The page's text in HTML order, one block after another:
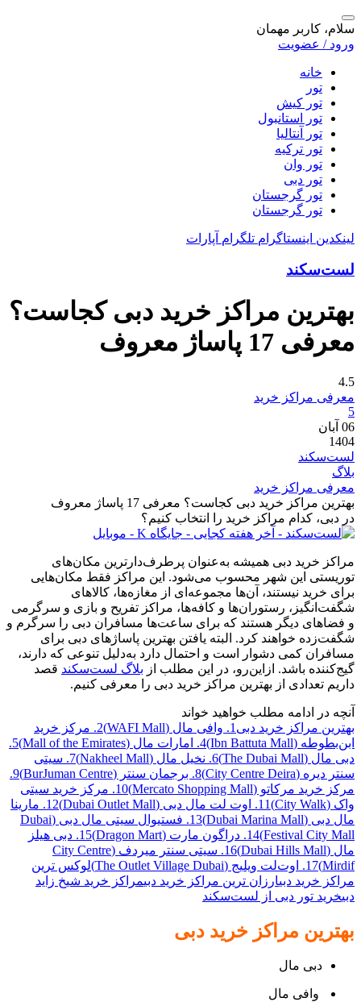
سلام، کاربر مهمان
ورود / عضویت
خانه
تور
تور کیش
تور استانبول
تور آنتالیا
تور ترکیه
تور وان
تور دبی
تور گرجستان
تور گرجستان
لینکدین اینستاگرام تلگرام آپارات
لست‌سکند
بهترین مراکز خرید دبی کجاست؟
معرفی 17 پاساژ معروف
4.5
معرفی مراکز خرید
5
06 آبان
1404
لست‌سکند
بلاگ
معرفی مراکز خرید
بهترین مراکز خرید دبی کجاست؟ معرفی 17 پاساژ معروف
در دبی، کدام مراکز خرید را انتخاب کنیم؟
مراکز خرید دبی همیشه به‌عنوان پرطرف‌دارترین مکان‌های
توریستی این شهر محسوب می‌شود. این مراکز فقط مکان‌هایی
برای خرید نیستند، آن‌ها مجموعه‌ای از مغازه‌ها، کالاهای
شگفت‌انگیز، رستوران‌ها و کافه‌ها، مراکز تفریح و بازی و سرگرمی
و فضاهای دیگر هستند که برای ساعت‌ها مسافران دبی را سرگرم و
شگفت‌زده خواهند کرد. البته یافتن بهترین پاساژهای دبی برای
مسافران کمی دشوار است و احتمال دارد به‌دلیل تنوعی که دارند،
گیج‌کننده باشد. ازاین‌رو، در این مطلب از بلاگ لست‌سکند قصد
داریم تعدادی از بهترین مراکز خرید دبی را معرفی کنیم.
آنچه در ادامه مطلب خواهید خواند
بهترین مراکز خرید دبی 1. وافی مال (WAFI Mall)
2. مرکز خرید
ابن‌بطوطه (Ibn Battuta Mall)
4. امارات مال (Mall of the Emirates)
5.
دبی مال (The Dubai Mall)
6. نخیل مال (Nakheel Mall)
7. سیتی
سنتر دیره (City Centre Deira)
8. برجمان سنتر (BurJuman Centre)
9.
مرکز خرید مرکاتو (Mercato Shopping Mall)
10. مرکز خرید سیتی
واک (City Walk)
11. اوت لت مال دبی (Dubai Outlet Mall)
12. مارینا
مال دبی (Dubai Marina Mall)
13. فستیوال سیتی مال دبی (Dubai
Festival City Mall) 14. دراگون مارت (Dragon Mart)
15. دبی هیلز
مال (Dubai Hills Mall)
16. سیتی سنتر میردف (City Centre
Mirdif) 17. اوت‌لت ویلیج (The Outlet Village Dubai)
لوکس ترین
مراکز خرید دبیارزان ترین مراکز خرید دبیمراکز خرید شیخ زاید
دبیخرید تور دبی از لست‌سکند
بهترین مراکز خرید دبی
دبی مال
وافی مال